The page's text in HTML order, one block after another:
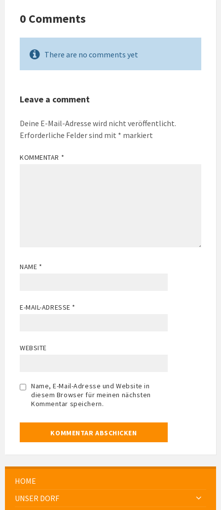
0 Comments
There are no comments yet
Leave a comment
Deine E-Mail-Adresse wird nicht veröffentlicht.
Erforderliche Felder sind mit * markiert
KOMMENTAR *
NAME *
E-MAIL-ADRESSE *
WEBSITE
Name, E-Mail-Adresse und Website in
diesem Browser für meinen nächsten
Kommentar speichern.
HOME
UNSER DORF